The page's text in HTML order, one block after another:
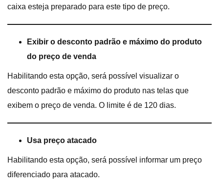
caixa esteja preparado para este tipo de preço.
Exibir o desconto padrão e máximo do produto
do preço de venda
Habilitando esta opção, será possível visualizar o
desconto padrão e máximo do produto nas telas que
exibem o preço de venda. O limite é de 120 dias.
Usa preço atacado
Habilitando esta opção, será possível informar um preço
diferenciado para atacado.